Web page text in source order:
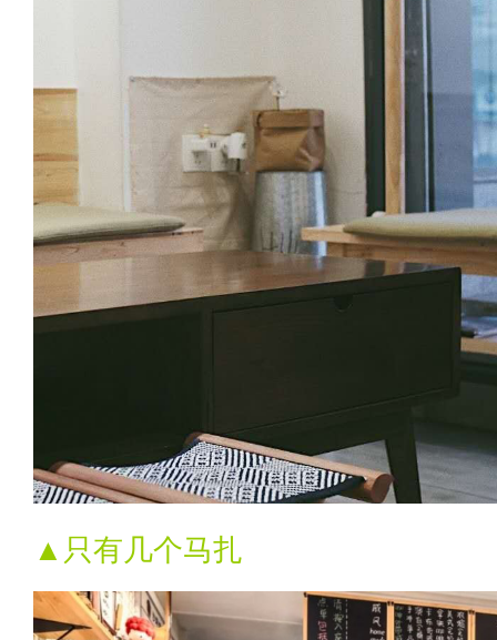
▲只有几个马扎